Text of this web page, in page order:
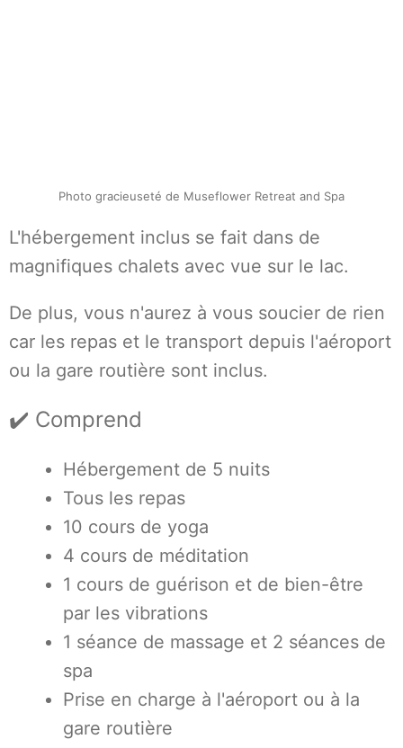
Photo gracieuseté de Museflower Retreat and Spa
L'hébergement inclus se fait dans de
magnifiques chalets avec vue sur le lac.
De plus, vous n'aurez à vous soucier de rien
car les repas et le transport depuis l'aéroport
ou la gare routière sont inclus.
✔️ Comprend
Hébergement de 5 nuits
Tous les repas
10 cours de yoga
4 cours de méditation
1 cours de guérison et de bien-être
par les vibrations
1 séance de massage et 2 séances de
spa
Prise en charge à l'aéroport ou à la
gare routière